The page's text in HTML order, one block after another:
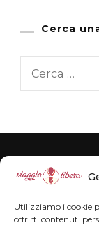
Utilizziamo i cookie
offrirti contenuti
Cerca